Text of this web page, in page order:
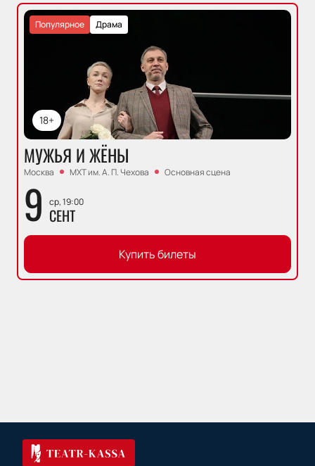
18+
Драма
Популярное
МУЖЬЯ И ЖЁНЫ
Москва МХТ им. А. П. Чехова Основная сцена
9 ср, 19:00
СЕНТ
Купить билеты